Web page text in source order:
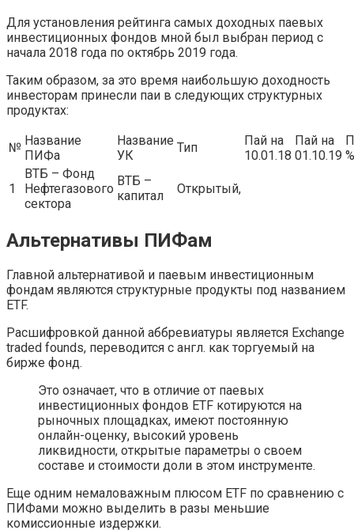
Для установления рейтинга самых доходных паевых
инвестиционных фондов мной был выбран период с
начала 2018 года по октябрь 2019 года.
Таким образом, за это время наибольшую доходность
инвесторам принесли паи в следующих структурных
продуктах:
№ Название
ПИФа
Название
УК
Тип
Пай на
10.01.18
Пай на
01.10.19 %
1
ВТБ – Фонд
Нефтегазового
сектора
ВТБ –
капитал
Открытый,
Альтернативы ПИФам
Главной альтернативой и паевым инвестиционным
фондам являются структурные продукты под названием
ETF.
Расшифровкой данной аббревиатуры является Exchange
traded founds, переводится с англ. как торгуемый на
бирже фонд.
Это означает, что в отличие от паевых
инвестиционных фондов ETF котируются на
рыночных площадках, имеют постоянную
онлайн-оценку, высокий уровень
ликвидности, открытые параметры о своем
составе и стоимости доли в этом инструменте.
Еще одним немаловажным плюсом ETF по сравнению с
ПИФами можно выделить в разы меньшие
комиссионные издержки.